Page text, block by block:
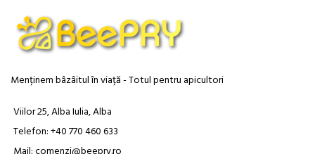
Menținem bâzâitul în viață - Totul pentru apicultori
Viilor 25, Alba Iulia, Alba
Telefon: +40 770 460 633